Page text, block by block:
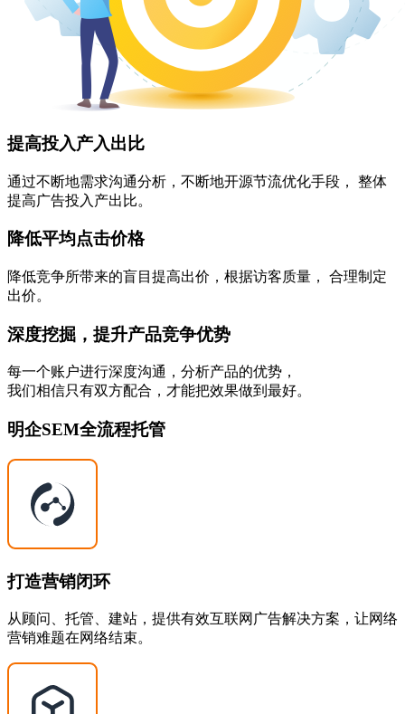
提高投入产入出比
通过不断地需求沟通分析，不断地开源节流优化手段， 整体
提高广告投入产出比。
降低平均点击价格
降低竞争所带来的盲目提高出价，根据访客质量， 合理制定
出价。
深度挖掘，提升产品竞争优势
每一个账户进行深度沟通，分析产品的优势，
我们相信只有双方配合，才能把效果做到最好。
明企SEM全流程托管
打造营销闭环
从顾问、托管、建站，提供有效互联网广告解决方案，让网络
营销难题在网络结束。